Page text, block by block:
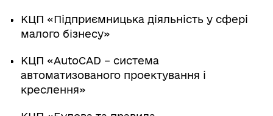
КЦП «Підприємницька діяльність у сфері
малого бізнесу»
КЦП «AutoCAD – система
автоматизованого проектування і
креслення»